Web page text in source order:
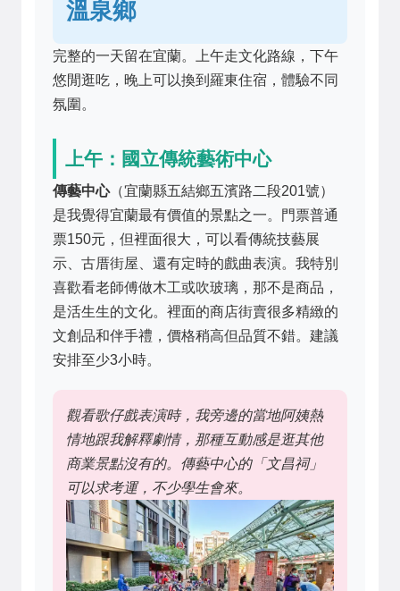
溫泉鄉
完整的一天留在宜蘭。上午走文化路線，下午
悠閒逛吃，晚上可以換到羅東住宿，體驗不同
氛圍。
上午：國立傳統藝術中心
傳藝中心（宜蘭縣五結鄉五濱路二段201號）
是我覺得宜蘭最有價值的景點之一。門票普通
票150元，但裡面很大，可以看傳統技藝展
示、古厝街屋、還有定時的戲曲表演。我特別
喜歡看老師傅做木工或吹玻璃，那不是商品，
是活生生的文化。裡面的商店街賣很多精緻的
文創品和伴手禮，價格稍高但品質不錯。建議
安排至少3小時。
觀看歌仔戲表演時，我旁邊的當地阿姨熱
情地跟我解釋劇情，那種互動感是逛其他
商業景點沒有的。傳藝中心的「文昌祠」
可以求考運，不少學生會來。